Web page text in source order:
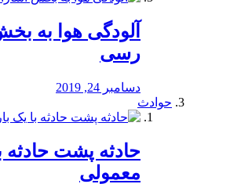
آلودگی هوا به
رسی
دسامبر 24, 2019
حوادث
️حادثه پشت حادثه
معمولی